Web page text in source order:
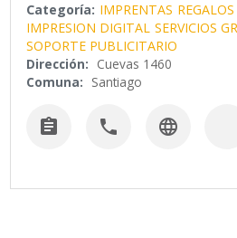
Categoría: IMPRENTAS
IMPRESION DIGITAL SERVICIOS
SOPORTE PUBLICITARIO
Dirección: Cuevas 1460
Comuna: Santiago
  